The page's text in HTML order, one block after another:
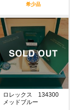
希少品
ロレックス 134300
メッドブルー